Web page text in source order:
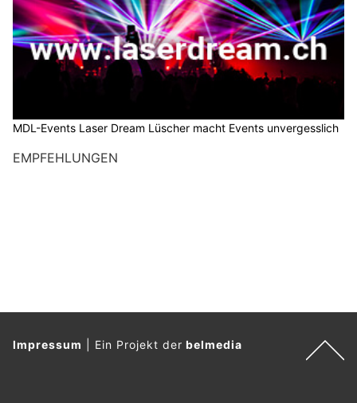
MDL-Events Laser Dream Lüscher macht Events unvergesslich
EMPFEHLUNGEN
Impressum Ein Projekt derbelmedia